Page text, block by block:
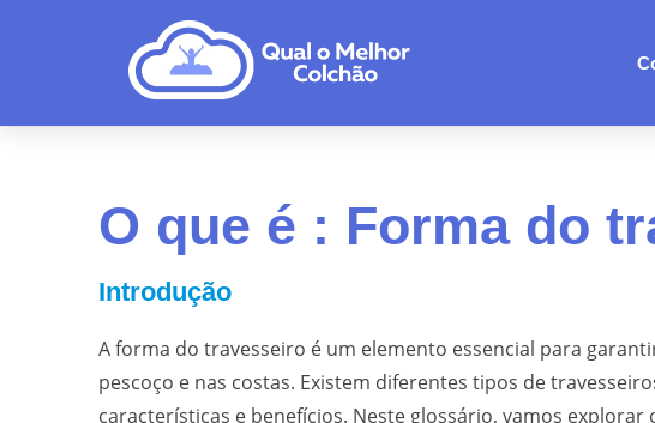
O que é : Forma do
Introdução
A forma do travesseiro é um elemento essencial para
pescoço e nas costas. Existem diferentes tipos de
características e benefícios. Neste glossário, vamos